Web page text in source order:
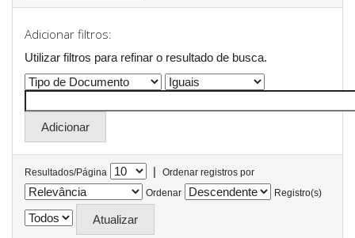
Adicionar filtros:
Utilizar filtros para refinar o resultado de busca.
Resultados/Página |
Ordenar registros por
Ordenar
Registro(s)